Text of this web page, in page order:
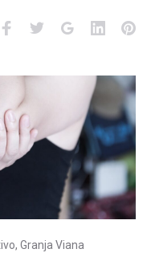
Facebook
TwitterGoogle+
,Granja Viana